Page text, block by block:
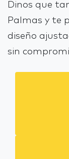
Dinos que
Palmas y te
diseño
sin